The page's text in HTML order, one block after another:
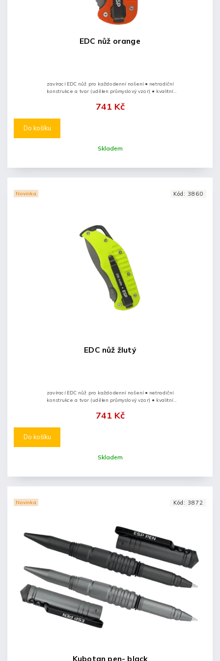
EDC nůž orange
Skladem
741 Kč
Do košíku
zavírací EDC nůž pro každodenní nošení ● netradiční
konstrukce a tvar (udělen průmyslový vzor) ● kvalitní
(titan)...
Novinka
EDC nůž žlutý
Skladem
741 Kč
Do košíku
zavírací EDC nůž pro každodenní nošení ● netradiční
konstrukce a tvar (udělen průmyslový vzor) ● kvalitní
(titan)...
Kód: 3860
Novinka
Kubotan pen- black
Kód: 3872